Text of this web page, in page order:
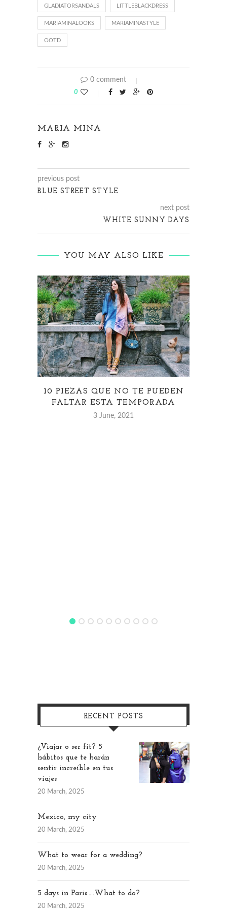
GLADIATORSANDALS LITTLEBLACKDRESS
MARIAMINALOOKS MARIAMINASTYLE
OOTD
0 comment
0
MARIA MINA
previous post
BLUE STREET STYLE
next post
WHITE SUNNY DAYS
YOU MAY ALSO LIKE
10 PIEZAS QUE NO TE PUEDEN
FALTAR ESTA TEMPORADA
3 June, 2021
RECENT POSTS
¿Viajar o ser fit? 5
hábitos que te harán
sentir increíble en tus
viajes
20 March, 2025
Mexico, my city
20 March, 2025
What to wear for a wedding?
20 March, 2025
5 days in Paris…..What to do?
20 March, 2025